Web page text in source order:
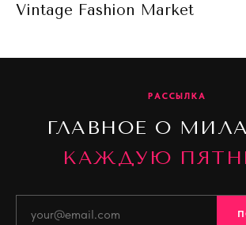
Vintage Fashion Market
РАССЫЛКА
ГЛАВНОЕ О
КАЖДУЮ